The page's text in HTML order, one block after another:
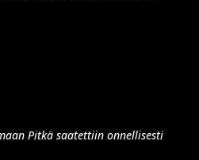
Pitkä saatettiin onnellisesti